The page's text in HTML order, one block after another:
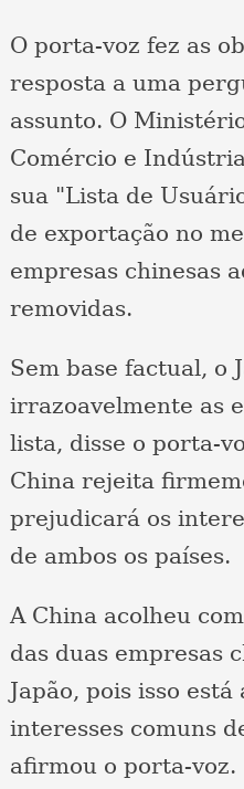
O porta-voz fez as
resposta a uma
assunto. O
Comércio e
sua "Lista de
de exportação no
empresas chinesas
removidas.
Sem base factual, o
irrazoavelmente as
lista, disse o porta-
China rejeita
prejudicará os
de ambos os países.
A China acolheu
das duas empresas
Japão, pois isso
interesses comuns
afirmou o porta-voz.